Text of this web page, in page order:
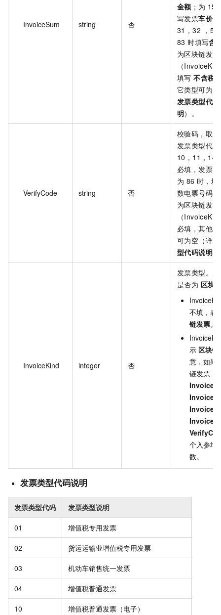
InvoiceSum string 否
金额 ；为 15
写发票车价
31，32 ，51
83 时填写含
为区块链发票
（
填写不含税
它类型可为
发票类型代
明）。
VerifyCode string 否
校验码，取
发票类型代
10，11，14
必填，发票
为 86 时，填
数电票号码
为区块链发票
（
必填，其他
可为空（详见
型代码说明
InvoiceKind integer 否
发票类型。
是否为 区块
不填，表
链发票。
示 区块链
意，如果
链发票，
个入参均
数。
发票类型代码说明
发票类型代码 发票类型说明
01 增值税专用发票
02 货运运输业增值税专用发票
03 机动车销售统一发票
04 增值税普通发票
10 增值税普通发票（电子）